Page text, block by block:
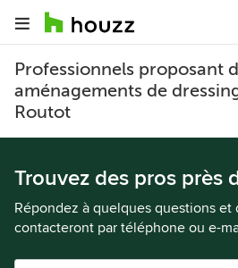
Professionnels proposant
aménagements de
Routot
Trouvez des pros près
Répondez à quelques questions et
contacteront par téléphone ou e-